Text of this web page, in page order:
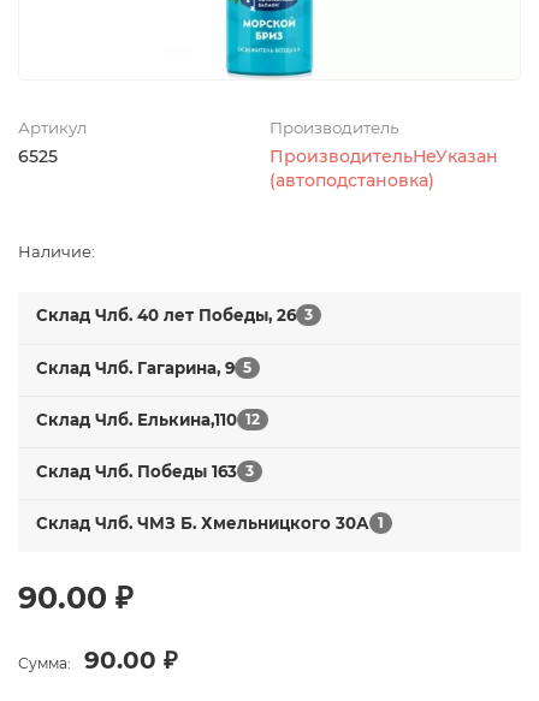
Артикул
6525
Производитель
ПроизводительНеУказан
(автоподстановка)
Наличие:
Склад Члб. 40 лет Победы, 26 3
Склад Члб. Гагарина, 9 5
Склад Члб. Елькина,110 12
Склад Члб. Победы 163 3
Склад Члб. ЧМЗ Б. Хмельницкого 30А 1
90.00 ₽
Сумма: 90.00 ₽